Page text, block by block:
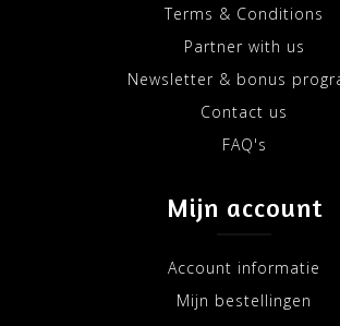
Terms & Conditions
Partner with us
Newsletter & bonus
Contact us
FAQ's
Mijn account
Account informatie
Mijn bestellingen